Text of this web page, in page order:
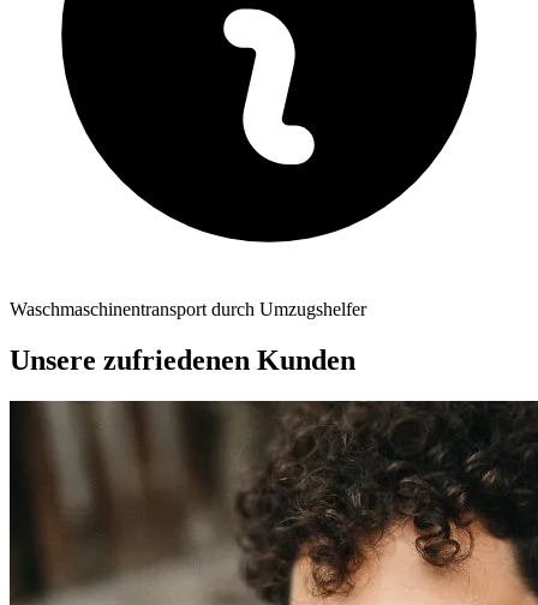
Waschmaschinentransport durch Umzugshelfer
Unsere zufriedenen Kunden